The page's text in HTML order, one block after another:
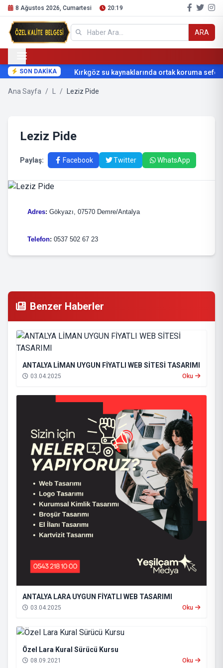
8 Ağustos 2026, Cumartesi 20:19
ARA
SON DAKİKA Kırkgöz su kaynaklarında ortak koruma
Ana Sayfa / / Leziz Pide
Leziz Pide
Paylaş: Facebook Twitter WhatsApp
Adres: Gökyazı, 07570 Demre/Antalya
Telefon: 0537 502 67 23
Benzer Haberler
ANTALYA LİMAN UYGUN FİYATLI WEB SİTESİ TASARIMI
03.04.2025 Oku
ANTALYA LARA UYGUN FİYATLI WEB TASARIMI
03.04.2025 Oku
Özel Lara Kural Sürücü Kursu
08.09.2021 Oku